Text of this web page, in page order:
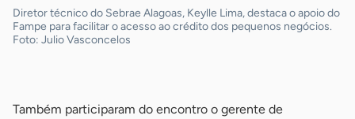
Diretor técnico do Sebrae Alagoas, Keylle Lima, destaca o apoio do
Fampe para facilitar o acesso ao crédito dos pequenos negócios.
Foto: Julio Vasconcelos
Também participaram do encontro o gerente de